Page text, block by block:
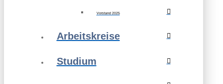
Vorstand 2025
Arbeitskreise
Studium